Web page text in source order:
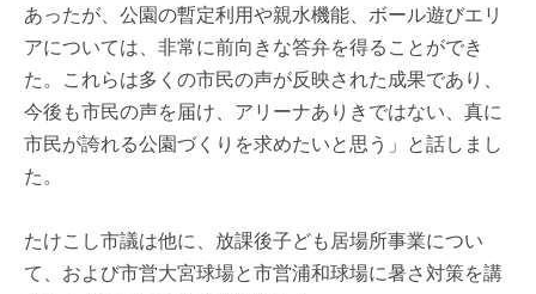
あったが、公園の暫定利用や親水機能、ボール遊びエリ
アについては、非常に前向きな答弁を得ることができ
た。これらは多くの市民の声が反映された成果であり、
今後も市民の声を届け、アリーナありきではない、真に
市民が誇れる公園づくりを求めたいと思う」と話しまし
た。
たけこし市議は他に、放課後子ども居場所事業につい
て、および市営大宮球場と市営浦和球場に暑さ対策を講